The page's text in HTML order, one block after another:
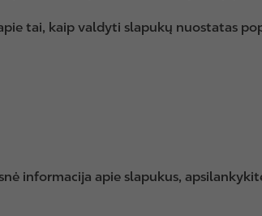
tai, kaip valdyti slapukų nuostatas
informacija apie slapukus,